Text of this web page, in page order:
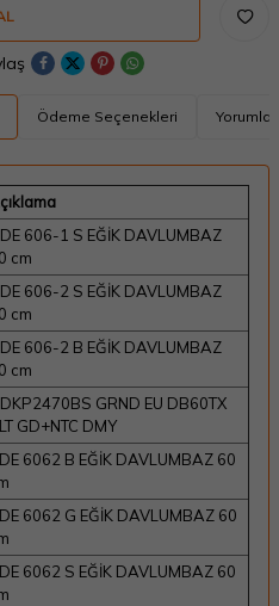
Ödeme Seçenekleri Yorumlar
606-1 S EĞİK DAVLUMBAZ
cm
606-2 S EĞİK DAVLUMBAZ
cm
606-2 B EĞİK DAVLUMBAZ
cm
GRND EU DB60TX
GD+NTC DMY
6062 B EĞİK DAVLUMBAZ 60
6062 G EĞİK DAVLUMBAZ 60
6062 S EĞİK DAVLUMBAZ 60